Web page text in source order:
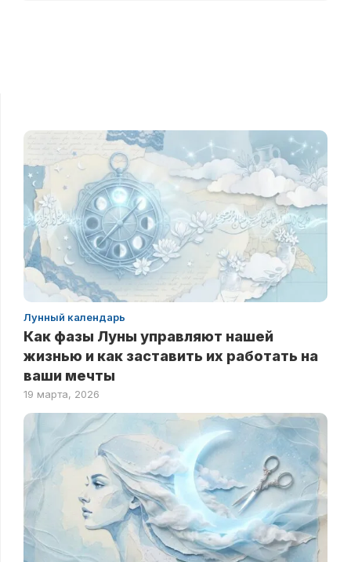
Лунный календарь
Как фазы Луны управляют нашей
жизнью и как заставить их работать на
ваши мечты
19 марта, 2026